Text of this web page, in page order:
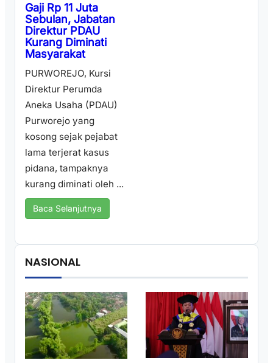
Gaji Rp 11 Juta
Sebulan, Jabatan
Direktur PDAU
Kurang Diminati
Masyarakat
PURWOREJO, Kursi
Direktur Perumda
Aneka Usaha (PDAU)
Purworejo yang
kosong sejak pejabat
lama terjerat kasus
pidana, tampaknya
kurang diminati oleh ...
Baca Selanjutnya
NASIONAL